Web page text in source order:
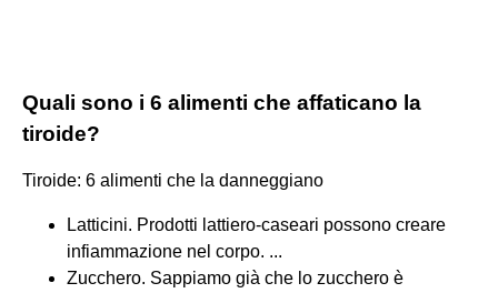
Quali sono i 6 alimenti che affaticano la
tiroide?
Tiroide: 6 alimenti che la danneggiano
Latticini. Prodotti lattiero-caseari possono creare
infiammazione nel corpo. ...
Zucchero. Sappiamo già che lo zucchero è